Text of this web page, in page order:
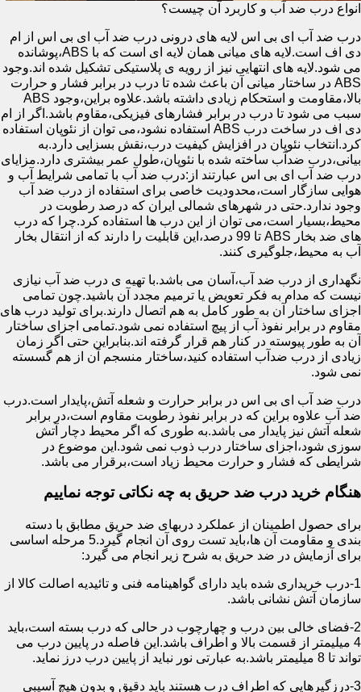
انواع درب ضد آب و کاربرد آن چیست؟
درب ضد آب ای بی اس لایه های درونی درب ضد آب ای بی اس از ام
دی اف است.لایه های میانی همان لایه ای است که با ABS،پوشانده
می شود.لایه های انتهایی نیز از رویه ی پلاستیکی تشکیل شده اند.وجود
ABS در ساختار میانی آن باعث شده تا درب در برابر فشار و حرارت
بالا،مقاومت و استحکام زیادی داشته باشد.علاوه براین،وجود ABS
سبب می شود تا درب در برابر فشارهای فیزیکی،مقاوم باشد.اگر از ام
دی اف در ساخت درب ABS استفاده نشود،می توان از نئوپان استفاده
کرد.انتخاب نئوپان در افزایش کیفیت درب،نقش بسزایی دارد.به
بیانی،درب ضدآب ساخته شده با نئوپان،طول عمر بیشتری دارد.مزایای
درب ضد آب ای بی اس عبارتند از:درب ضد آب با تمامی شرایط آب و
هوایی سازگار است،محدودیت خاصی برای استفاده از درب ضد آب
وجود ندارد.حتی در شهرهای شمالی ایران که درصد رطوبت در
محیط،بسیار است،می توان از این درب ها استفاده کرد.چرا که درب
های ضد بخار ABS تا 99 درصد،این قابلیت را دارند که از انتقال بخار
آب به محیط،جلوگیری کنند.
نگهداری از درب ضد آب،آسان می باشد.با تهیه ی درب ضد آب نیازی
نیست که مدام به فکر تعویض یا ترمیم مجدد آن باشید.چون تمامی
اجزای ساختار آن به طور کامل به هم اتصال دارند.برای تولید درب های
مقاوم در برابر نفوذ آب از پیچ استفاده نمی شود.تمامی اجزای ساختار
آن به طور پیوسته در کنار هم قرار گرفته اند.بنابراین حتی اگر زمان
زیادی از درب ضدآب استفاده کنید،ساختار منسجم آن از هم گسسته
نمی شود.
درب ضد آب ای بی اس در برابر حرارت و شعله آتش،پایدار است.درب
ضد آب علاوه براین که در برابر نفوذ رطوبت مقاوم است،در برابر
شعله آتش نیز پایدار می باشد.به طوری که اگر محیط دچار آتش
سوزی شود،اجزای ساختار درب ذوب نمی شود.این موضوع در
شرایطی که فشار و حرارت محیط زیاد است،برقرار می باشد.
هنگام خرید درب ضد حریق به چه نکاتی توجه نماییم
برای حصول اطمینان از عملکرد دربهای ضد حریق مطابق با دسته
بندی و مقاومت آن ها،باید تست روی آن انجام گیرد.5 مرحله اساسی
برای آزمایش در ضد حریق به شرح زیر انجام می گیرد:
1-درب خریداری شده باید دارای گواهینامه فنی و تائیدیه اصالت کالا از
سازمان آتش نشانی باشد.
2-فضای خالی بین درب و چهارچوب در حالی که درب بسته است،باید
4 میلیمتر از قسمت بالا و اطراف باشد.این فاصله در پایین درب می
تواند تا 8 میلیمتر باشد.به عبارتی نور نباید از پایین درب درز نماید.
3-درزگیرهایی که اطراف درب هستند باید دقیق و بدون هیچ آسیبی